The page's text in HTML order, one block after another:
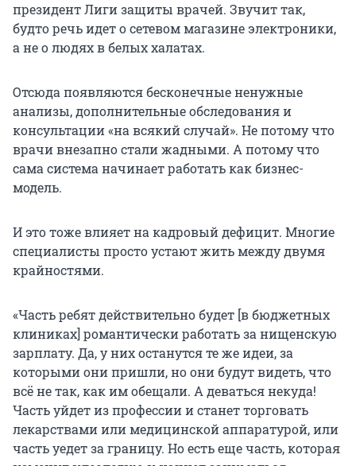
президент Лиги защиты врачей. Звучит так,
будто речь идет о сетевом магазине электроники,
а не о людях в белых халатах.
Отсюда появляются бесконечные ненужные
анализы, дополнительные обследования и
консультации «на всякий случай». Не потому что
врачи внезапно стали жадными. А потому что
сама система начинает работать как бизнес-
модель.
И это тоже влияет на кадровый дефицит. Многие
специалисты просто устают жить между двумя
крайностями.
«Часть ребят действительно будет [в бюджетных
клиниках] романтически работать за нищенскую
зарплату. Да, у них останутся те же идеи, за
которыми они пришли, но они будут видеть, что
всё не так, как им обещали. А деваться некуда!
Часть уйдет из профессии и станет торговать
лекарствами или медицинской аппаратурой, или
часть уедет за границу. Но есть еще часть, которая